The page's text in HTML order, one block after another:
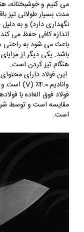
می کنیم و خوشبختانه،
مدت بسیار طولانی تیز
نگهداری دارد) و به
اندازه کافی حفظ می
باعث می شود به راحتی
باشد. یکی دیگر از
هنگام تیز کردن است.
است.